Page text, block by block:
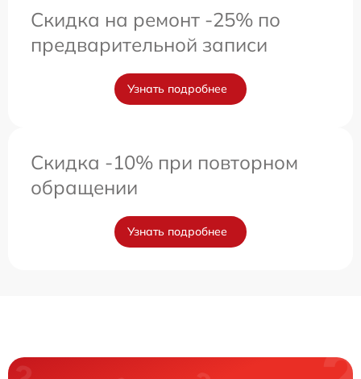
Скидка на ремонт -25% по
предварительной записи
Узнать подробнее
Скидка -10% при повторном
обращении
Узнать подробнее